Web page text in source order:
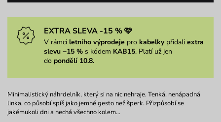
EXTRA SLEVA -15 % 🩷
V rámci letního výprodeje pro kabelkypřidali extra
slevu −15 % s kódem KAB15. Platí už jen
do pondělí 10.8.
Minimalistický náhrdelník, který si na nic nehraje. Tenká, nenápadná
linka, co působí spíš jako jemné gesto než šperk. Přizpůsobí se
jakémukoli dni a nechá všechno kolem…